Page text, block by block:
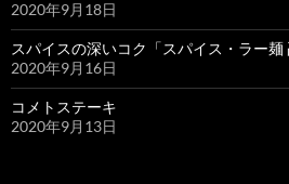
2020年9月18日
スパイスの深いコク「スパイス・ラー麺
2020年9月16日
コメトステーキ
2020年9月13日